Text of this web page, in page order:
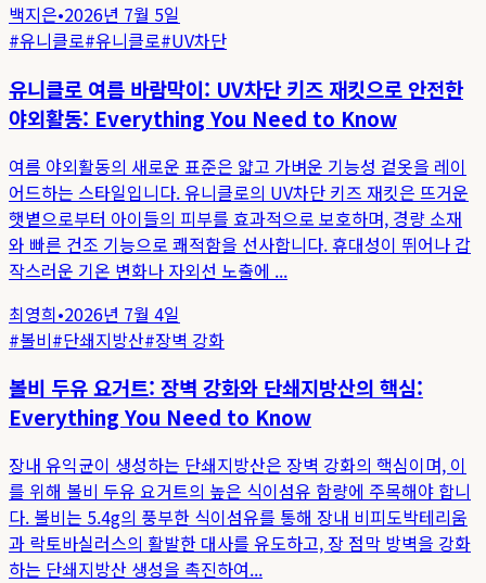
백지은•2026년 7월 5일
#유니클로#유니클로#UV차단
유니클로 여름 바람막이: UV차단 키즈 재킷으로 안전한
야외활동: Everything You Need to Know
여름 야외활동의 새로운 표준은 얇고 가벼운 기능성 겉옷을 레이
어드하는 스타일입니다. 유니클로의 UV차단 키즈 재킷은 뜨거운
햇볕으로부터 아이들의 피부를 효과적으로 보호하며, 경량 소재
와 빠른 건조 기능으로 쾌적함을 선사합니다. 휴대성이 뛰어나 갑
작스러운 기온 변화나 자외선 노출에 ...
최영희•2026년 7월 4일
#볼비#단쇄지방산#장벽 강화
볼비 두유 요거트: 장벽 강화와 단쇄지방산의 핵심:
Everything You Need to Know
장내 유익균이 생성하는 단쇄지방산은 장벽 강화의 핵심이며, 이
를 위해 볼비 두유 요거트의 높은 식이섬유 함량에 주목해야 합니
다. 볼비는 5.4g의 풍부한 식이섬유를 통해 장내 비피도박테리움
과 락토바실러스의 활발한 대사를 유도하고, 장 점막 방벽을 강화
하는 단쇄지방산 생성을 촉진하여...